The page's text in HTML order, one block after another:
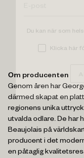
Du kan när som
Klicka här
Om producenten
Genom åren har
därmed skapat en
regionens unika
utvalda odlare. De har
Beaujolais på
producent i det
en påtaglig